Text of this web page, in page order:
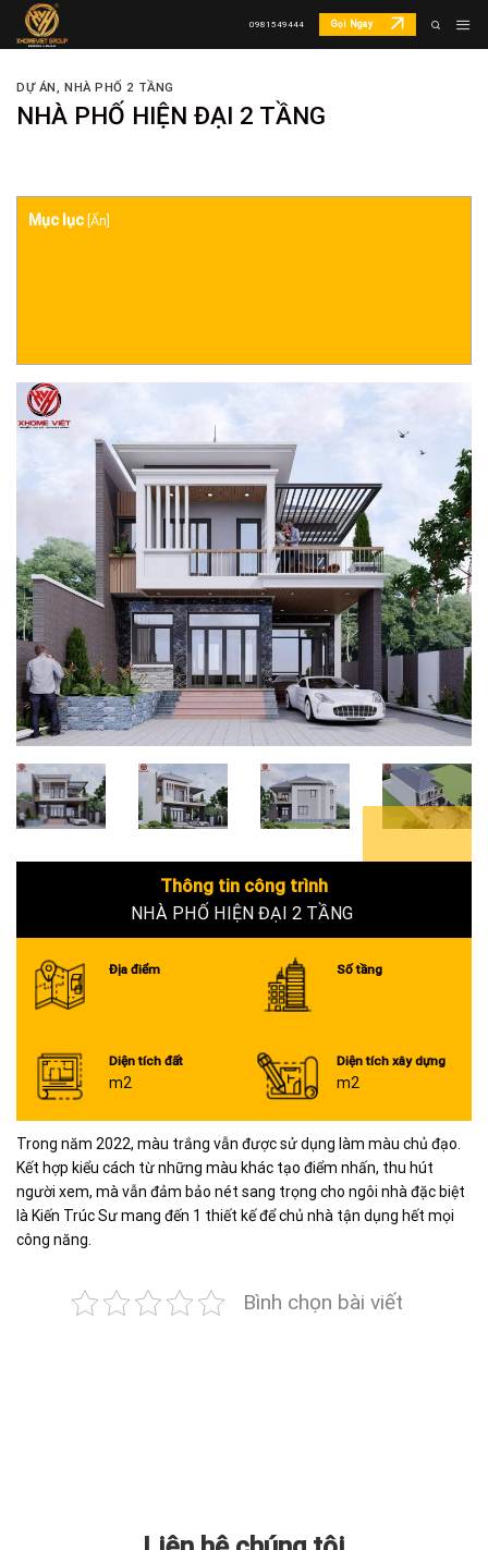
Skip
0981549444 Gọi Ngay
DỰ ÁN, NHÀ PHỐ 2 TẦNG
NHÀ PHỐ HIỆN ĐẠI 2 TẦNG
Mục lục Ẩn
Thông tin công trình
NHÀ PHỐ HIỆN ĐẠI 2 TẦNG
Địa điểm Số tầng
Diện tích đất
m2
Diện tích xây dựng
m2
Trong năm 2022, màu trắng vẫn được sử dụng làm màu chủ đạo.
Kết hợp kiểu cách từ những màu khác tạo điểm nhấn, thu hút
người xem, mà vẫn đảm bảo nét sang trọng cho ngôi nhà đặc biệt
là Kiến Trúc Sư mang đến 1 thiết kế để chủ nhà tận dụng hết mọi
công năng.
Bình chọn bài viết